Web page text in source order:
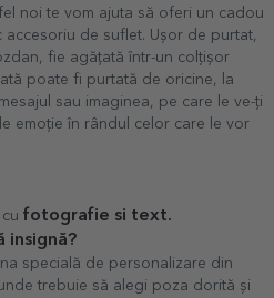
noi te vom ajuta să oferi un cadou
de suflet. Ușor de purtat,
fie agățată într-un colțișor
poate fi purtată de oricine, la
sau imaginea, pe care le ve-ți
emoție în rândul celor care le vor
fotografie si text.
insignă?
specială de personalizare din
trebuie să alegi poza dorită și